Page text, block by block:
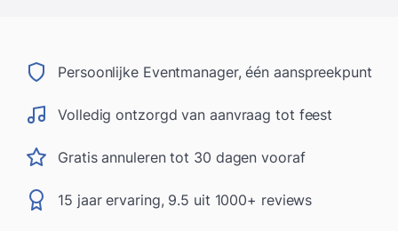
Persoonlijke Eventmanager, één aanspreekpunt
Volledig ontzorgd van aanvraag tot feest
Gratis annuleren tot 30 dagen vooraf
15 jaar ervaring, 9.5 uit 1000+ reviews